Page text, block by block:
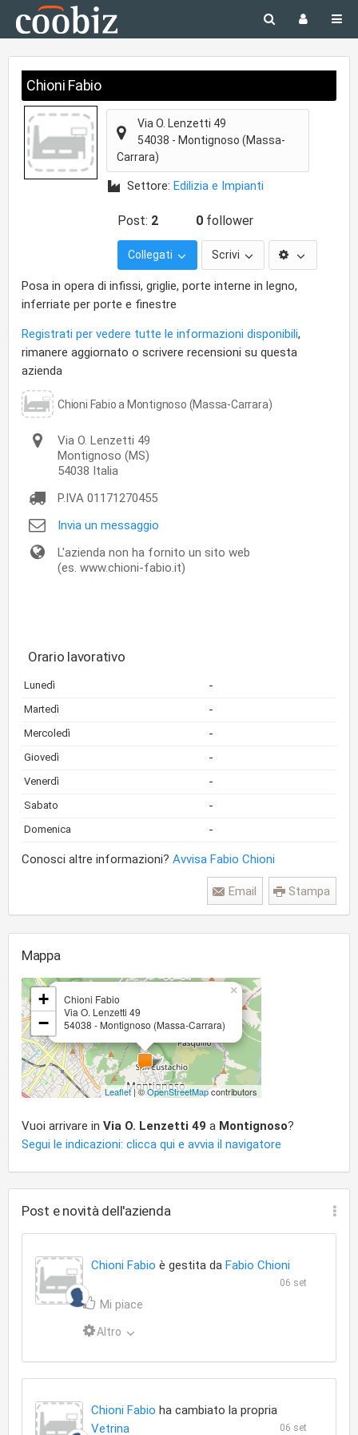
Chioni Fabio
Via O. Lenzetti 49
54038 - Montignoso (Massa-
Carrara)
Settore: Edilizia e Impianti
Post: 2 0 follower
Collegati Scrivi
Posa in opera di infissi, griglie, porte interne in legno,
inferriate per porte e finestre
Registrati per vedere tutte le informazioni disponibili,
rimanere aggiornato o scrivere recensioni su questa
azienda
Chioni Fabio a Montignoso (Massa-Carrara)
Via O. Lenzetti 49
Montignoso (MS)
54038 Italia
P.IVA 01171270455
Invia un messaggio
L'azienda non ha fornito un sito web
(es. www.chioni-fabio.it)
Orario lavorativo
Lunedì -
Martedì -
Mercoledì -
Giovedì -
Venerdì -
Sabato -
Domenica -
Conosci altre informazioni? Avvisa Fabio Chioni
Stampa
Email
Mappa
Chioni Fabio
Via O. Lenzetti 49
54038 - Montignoso (Massa-Carrara)
×
+
−
Leaflet| ©OpenStreetMapcontributors
Vuoi arrivare in Via O. Lenzetti 49 a Montignoso?
Segui le indicazioni: clicca qui e avvia il navigatore
Post e novità dell'azienda
Chioni Fabio è gestita da Fabio Chioni
06 set
Mi piace
Altro
Chioni Fabio ha cambiato la propria
Vetrina
06 set